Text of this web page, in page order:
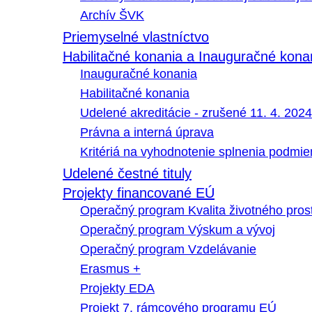
Archív ŠVK
Priemyselné vlastníctvo
Habilitačné konania a Inauguračné
Inauguračné konania
Habilitačné konania
Udelené akreditácie - zrušené 11. 4. 2024
Právna a interná úprava
Kritériá na vyhodnotenie splnenia
Udelené čestné tituly
Projekty financované EÚ
Operačný program Kvalita životného
Operačný program Výskum a vývoj
Operačný program Vzdelávanie
Erasmus +
Projekty EDA
Projekt 7. rámcového programu EÚ